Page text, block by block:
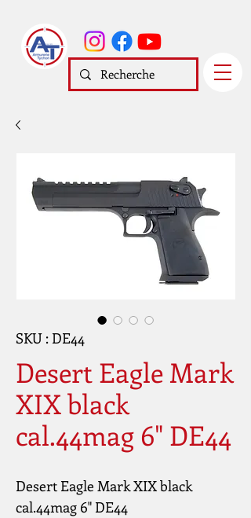
SKU : DE44
Desert Eagle Mark
XIX black
cal.44mag 6" DE44
Desert Eagle Mark XIX black
cal.44mag 6" DE44